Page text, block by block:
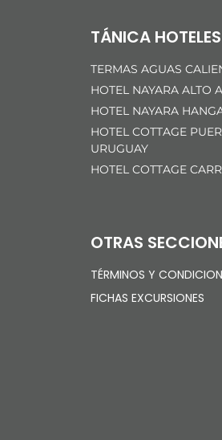
TÁNICA HOTELES
TERMAS AGUAS
HOTEL NAYARA ALTO
HOTEL NAYARA
HOTEL COTTAGE
URUGUAY
HOTEL COTTAGE
OTRAS
TÉRMINOS Y
FICHAS EXCURSIONES